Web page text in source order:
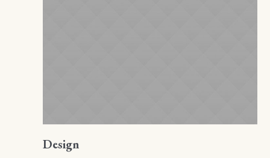
Design